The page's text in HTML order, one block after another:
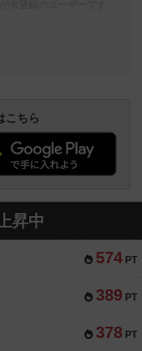
こちら
昇中
574 PT
389 PT
378 PT